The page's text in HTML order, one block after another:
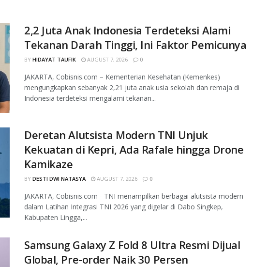
2,2 Juta Anak Indonesia Terdeteksi Alami
Tekanan Darah Tinggi, Ini Faktor Pemicunya
BY HIDAYAT TAUFIK AUGUST 7, 2026 0
JAKARTA, Cobisnis.com – Kementerian Kesehatan (Kemenkes)
mengungkapkan sebanyak 2,21 juta anak usia sekolah dan remaja di
Indonesia terdeteksi mengalami tekanan...
Deretan Alutsista Modern TNI Unjuk
Kekuatan di Kepri, Ada Rafale hingga Drone
Kamikaze
BY DESTI DWI NATASYA AUGUST 7, 2026 0
JAKARTA, Cobisnis.com - TNI menampilkan berbagai alutsista modern
dalam Latihan Integrasi TNI 2026 yang digelar di Dabo Singkep,
Kabupaten Lingga,...
Samsung Galaxy Z Fold 8 Ultra Resmi Dijual
Global, Pre-order Naik 30 Persen